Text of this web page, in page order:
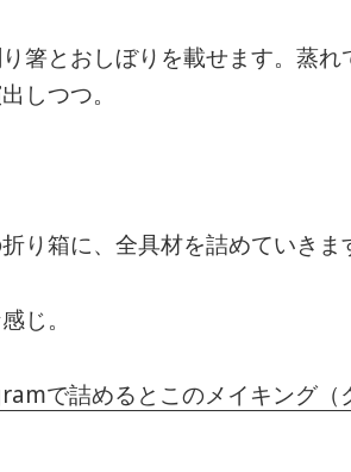
箸とおしぼりを載せます。蒸
しつつ。
り箱に、全具材を詰めていきま
じ。
で詰めるとこのメイキング（